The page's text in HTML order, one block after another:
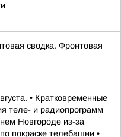
сводка. Фронтовая
• Кратковременные
теле- и радиопрограмм
Новгороде из-за
покраске телебашни •